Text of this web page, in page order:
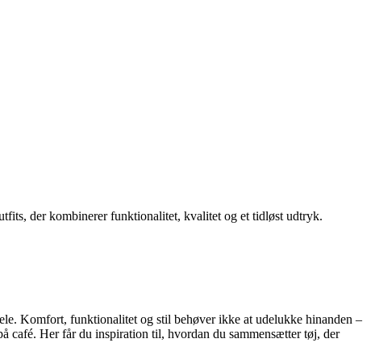
der kombinerer funktionalitet, kvalitet og et tidløst udtryk.
Komfort, funktionalitet og stil behøver ikke at udelukke hinanden –
café. Her får du inspiration til, hvordan du sammensætter tøj, der